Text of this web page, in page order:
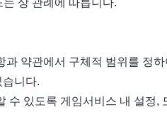
는 상 관례에 따릅니다.
약관에서 구체적 범위를 정
습니다.
있도록 게임서비스 내 설정,